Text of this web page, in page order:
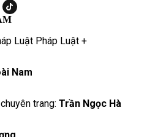
Luật Pháp Luật +
Nam
trang: Trần Ngọc Hà